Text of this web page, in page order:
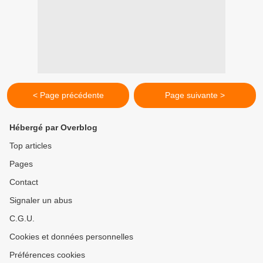
< Page précédente Page suivante >
Hébergé par Overblog
Top articles
Pages
Contact
Signaler un abus
C.G.U.
Cookies et données personnelles
Préférences cookies